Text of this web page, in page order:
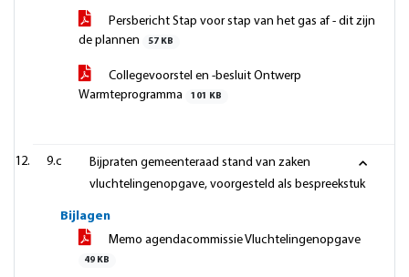
Persbericht Stap voor stap van het gas af - dit zijn
de plannen
57 KB
Collegevoorstel en -besluit Ontwerp
Warmteprogramma
101 KB
9.c
Bijpraten gemeenteraad stand van zaken
vluchtelingenopgave, voorgesteld als bespreekstuk
Bijlagen
Memo agendacommissie Vluchtelingenopgave
49 KB